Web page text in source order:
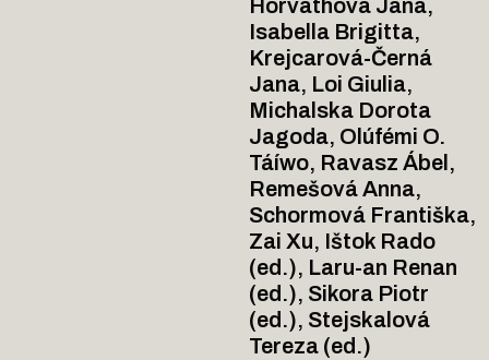
Horváthová Jana,
Isabella Brigitta,
Krejcarová-Černá
Jana, Loi Giulia,
Michalska Dorota
Jagoda, Olúfémi O.
Táíwo, Ravasz Ábel,
Remešová Anna,
Schormová Františka,
Zai Xu, Ištok Rado
(ed.), Laru-an Renan
(ed.), Sikora Piotr
(ed.), Stejskalová
Tereza (ed.)